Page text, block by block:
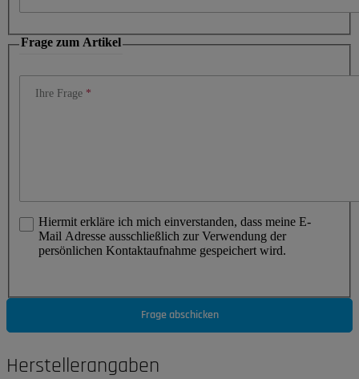
Frage zum Artikel
Ihre Frage
Hiermit erkläre ich mich einverstanden, dass meine E-
Mail Adresse ausschließlich zur Verwendung der
persönlichen Kontaktaufnahme gespeichert wird.
Frage abschicken
Herstellerangaben